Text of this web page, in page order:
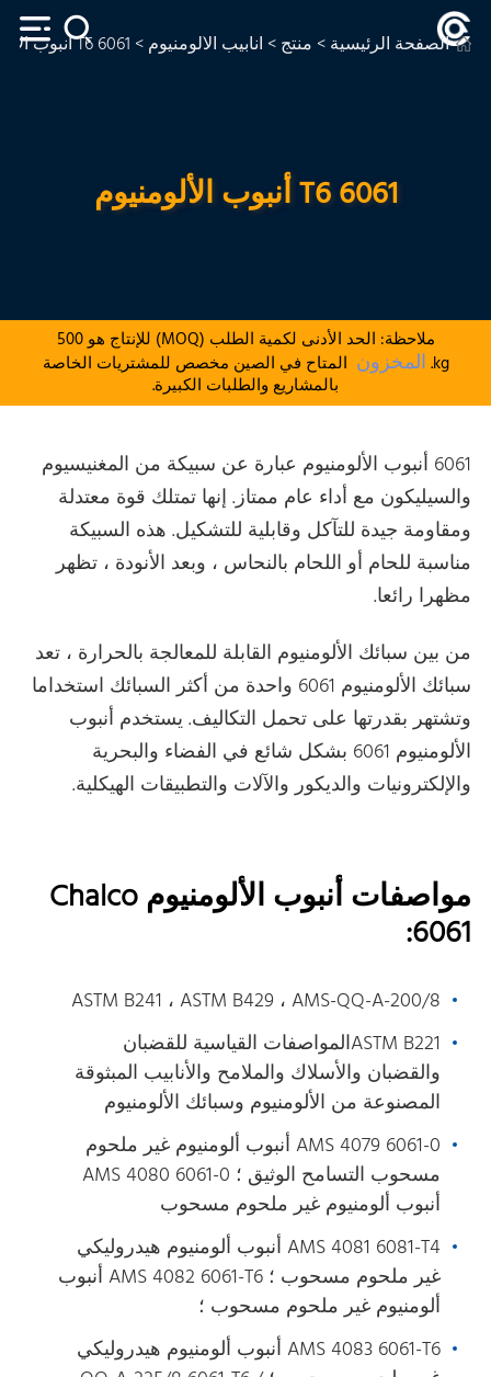
الصفحة الرئيسية> منتج> أنابيب الألومنيوم> 6061 T6 أنبوب الألومنيوم
6061 T6 أنبوب الألومنيوم
ملاحظة: الحد الأدنى لكمية الطلب (MOQ) للإنتاج هو 500
kg. المخزون المتاح في الصين مخصص للمشتريات الخاصة
بالمشاريع والطلبات الكبيرة.
6061 أنبوب الألومنيوم عبارة عن سبيكة من المغنيسيوم
والسيليكون مع أداء عام ممتاز. إنها تمتلك قوة معتدلة
ومقاومة جيدة للتآكل وقابلية للتشكيل. هذه السبيكة
مناسبة للحام أو اللحام بالنحاس ، وبعد الأنودة ، تظهر
مظهرا رائعا.
من بين سبائك الألومنيوم القابلة للمعالجة بالحرارة ، تعد
سبائك الألومنيوم 6061 واحدة من أكثر السبائك استخداما
وتشتهر بقدرتها على تحمل التكاليف. يستخدم أنبوب
الألومنيوم 6061 بشكل شائع في الفضاء والبحرية
والإلكترونيات والديكور والآلات والتطبيقات الهيكلية.
مواصفات أنبوب الألومنيوم Chalco
6061:
ASTM B241 ، ASTM B429 ، AMS-QQ-A-200/8
ASTM B221المواصفات القياسية للقضبان
والقضبان والأسلاك والملامح والأنابيب المبثوقة
المصنوعة من الألومنيوم وسبائك الألومنيوم
AMS 4079 6061-0 أنبوب ألومنيوم غير ملحوم
مسحوب التسامح الوثيق ؛ AMS 4080 6061-0
أنبوب ألومنيوم غير ملحوم مسحوب
AMS 4081 6081-T4 أنبوب ألومنيوم هيدروليكي
غير ملحوم مسحوب ؛ AMS 4082 6061-T6 أنبوب
ألومنيوم غير ملحوم مسحوب ؛
AMS 4083 6061-T6 أنبوب ألومنيوم هيدروليكي